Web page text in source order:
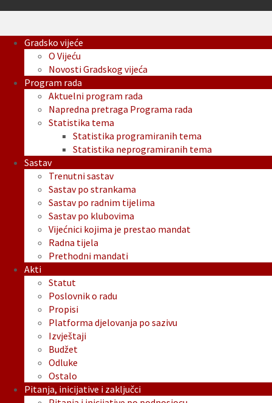
Gradsko vijeće
O Vijeću
Novosti Gradskog vijeća
Program rada
Aktuelni program rada
Napredna pretraga Programa rada
Statistika tema
Statistika programiranih tema
Statistika neprogramiranih tema
Sastav
Trenutni sastav
Sastav po strankama
Sastav po radnim tijelima
Sastav po klubovima
Vijećnici kojima je prestao mandat
Radna tijela
Prethodni mandati
Akti
Statut
Poslovnik o radu
Propisi
Platforma djelovanja po sazivu
Izvještaji
Budžet
Odluke
Ostalo
Pitanja, inicijative i zaključci